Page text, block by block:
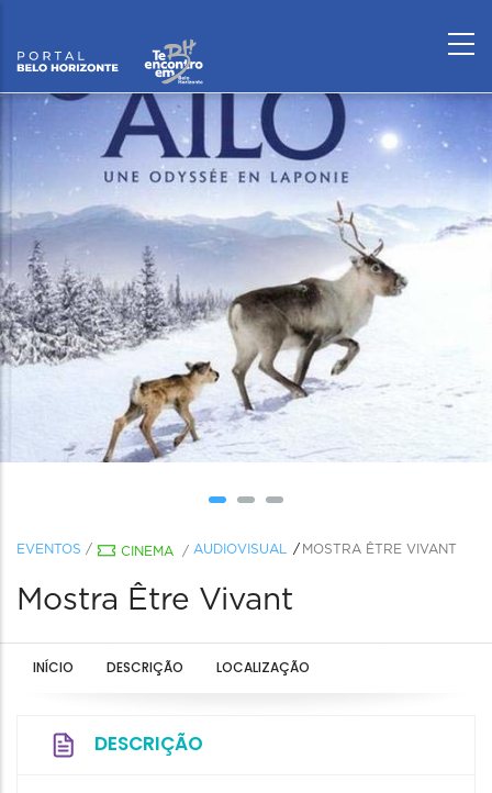
EVENTOS / CINEMA / AUDIOVISUAL MOSTRA ÊTRE VIVANT
Mostra Être Vivant
INÍCIO DESCRIÇÃO LOCALIZAÇÃO
DESCRIÇÃO